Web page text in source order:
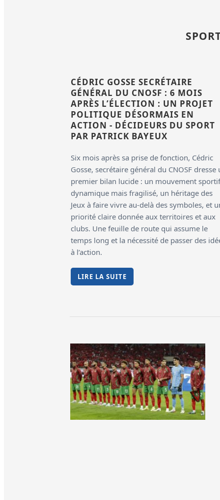
CÉDRIC GOSSE SECRÉTAIRE
GÉNÉRAL DU CNOSF : 6 MOIS
APRÈS L’ÉLECTION : UN PROJET
POLITIQUE DÉSORMAIS EN
ACTION - DÉCIDEURS DU SPORT
PAR PATRICK BAYEUX
Six mois après sa prise de fonction, Cédric
Gosse, secrétaire général du CNOSF dresse
premier bilan lucide : un mouvement sportif
dynamique mais fragilisé, un héritage des
Jeux à faire vivre au-delà des symboles, et
priorité claire donnée aux territoires et aux
clubs. Une feuille de route qui assume le
temps long et la nécessité de passer des
à l’action.
LIRE LA SUITE